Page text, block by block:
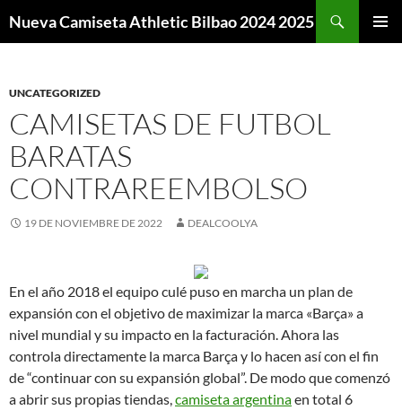
Nueva Camiseta Athletic Bilbao 2024 2025
UNCATEGORIZED
CAMISETAS DE FUTBOL
BARATAS
CONTRAREEMBOLSO
19 DE NOVIEMBRE DE 2022 DEALCOOLYA
En el año 2018 el equipo culé puso en marcha un plan de
expansión con el objetivo de maximizar la marca «Barça» a
nivel mundial y su impacto en la facturación. Ahora las
controla directamente la marca Barça y lo hacen así con el fin
de “continuar con su expansión global”. De modo que comenzó
a abrir sus propias tiendas,camiseta argentinaen total 6